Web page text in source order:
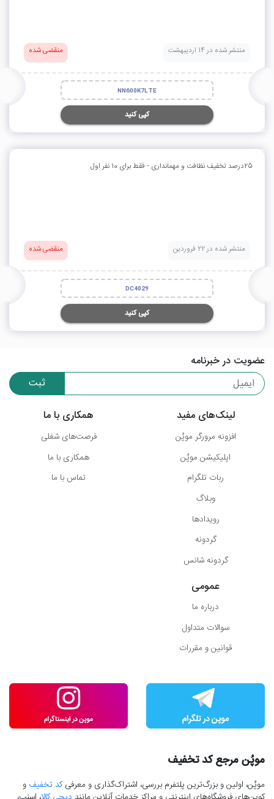
منتشر شده در 14 اردیبهشت منقضی شده
NN600K7LTE
کپی کنید
25درصد تخفیف نظافت و مهمانداری - فقط برای 10 نفر اول
منتشر شده در 22 فروردین منقضی شده
DC4029
کپی کنید
عضویت در خبرنامه
ثبت
لینک‌های مفید
افزونه مرورگر موپُن
اپلیکیشن موپُن
ربات تلگرام
وبلاگ
رویدادها
گردونه
گردونه شانس
همکاری با ما
فرصت‌های شغلی
همکاری با ما
تماس با ما
عمومی
درباره ما
سوالات متداول
قوانین و مقررات
موپُن مرجع کد تخفیف
موپُن، اولین و بزرگ‌ترین پلتفرم بررسی، اشتراک‌گذاری و معرفیکد تخفیف و